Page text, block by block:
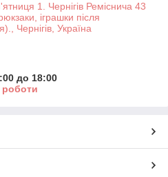
1. Чернігів Реміснича 43
іграшки після
Чернігів, Україна
до 18:00
роботи